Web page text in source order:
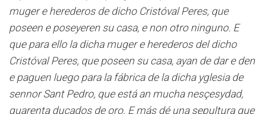
muger e herederos de dicho Cristóval Peres, que
poseen e poseyeren su casa, e non otro ninguno. E
que para ello la dicha muger e herederos del dicho
Cristóval Peres, que poseen su casa, ayan de dar e den
e paguen luego para la fábrica de la dicha yglesia de
sennor Sant Pedro, que está an mucha nesçesydad,
quarenta ducados de oro. E más dé una sepultura que